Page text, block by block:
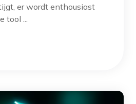
er wordt enthousiast
...